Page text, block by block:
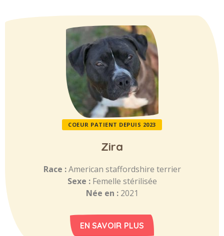
COEUR PATIENT DEPUIS 2023
Zira
Race :American staffordshire terrier
Sexe : Femelle stérilisée
Née en : 2021
EN SAVOIR PLUS